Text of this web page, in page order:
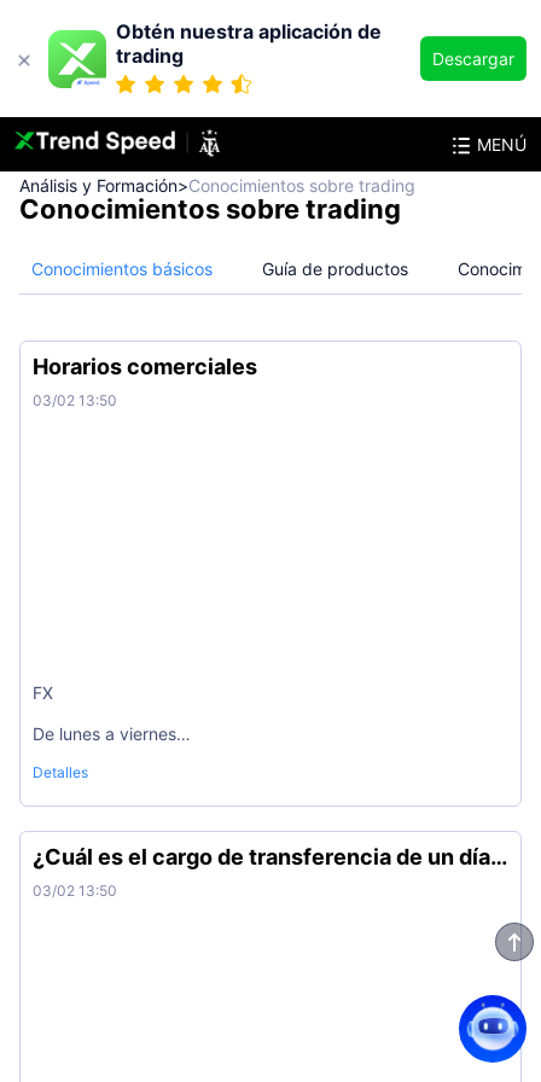
Obtén nuestra aplicación de
trading
Descargar
MENÚ
Análisis y Formación>Conocimientos sobre trading
Conocimientos sobre trading
Conocimientos básicos Guía de productos
Horarios comerciales
03/02 13:50
FX
De lunes a viernes
00:05-23:50 (GMT+2)
USDRUB
De lunes a viernes
Detalles
¿Cuál es el cargo de transferencia de un día
para otro?
03/02 13:50